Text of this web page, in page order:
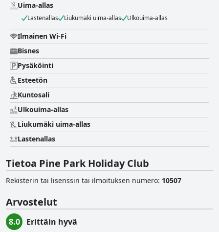
Uima-allas
Lastenallas Liukumäki uima-allas Ulkouima-allas
Ilmainen Wi-Fi
Bisnes
Pysäköinti
Esteetön
Kuntosali
Ulkouima-allas
Liukumäki uima-allas
Lastenallas
Tietoa Pine Park Holiday Club
Rekisterin tai lisenssin tai ilmoituksen numero: 10507
Arvostelut
8.0 Erittäin hyvä